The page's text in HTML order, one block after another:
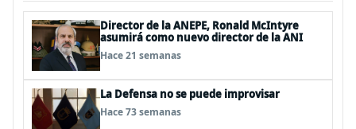
Director de la ANEPE, Ronald McIntyre
asumirá como nuevo director de la ANI
Hace 21 semanas
La Defensa no se puede improvisar
Hace 73 semanas